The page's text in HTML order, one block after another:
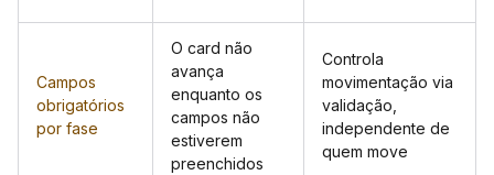
Campos
obrigatórios
por fase
O card não
avança
enquanto os
campos não
estiverem
preenchidos
Controla
movimentação via
validação,
independente de
quem move